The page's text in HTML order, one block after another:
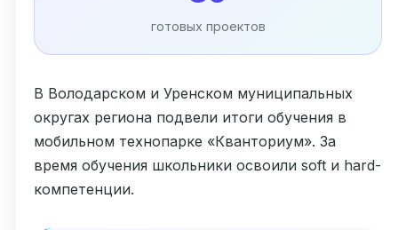
готовых проектов
В Володарском и Уренском муниципальных
округах региона подвели итоги обучения в
мобильном технопарке «Кванториум». За
время обучения школьники освоили soft и hard-
компетенции.